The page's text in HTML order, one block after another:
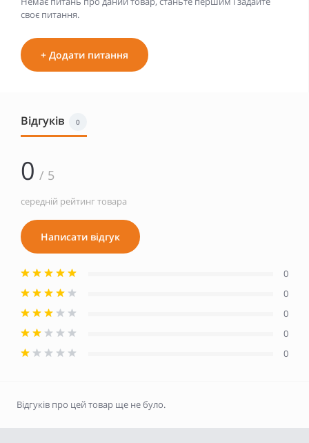
своє питання.
+ Додати питання
Відгуків 0
0 / 5
середній рейтинг товара
Написати відгук
0
0
0
0
0
Відгуків про цей товар ще не було.